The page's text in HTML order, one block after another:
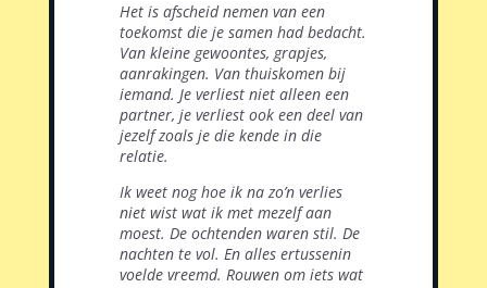
Het is afscheid nemen van een
toekomst die je samen had bedacht.
Van kleine gewoontes, grapjes,
aanrakingen. Van thuiskomen bij
iemand. Je verliest niet alleen een
partner, je verliest ook een deel van
jezelf zoals je die kende in die
relatie.
Ik weet nog hoe ik na zo’n verlies
niet wist wat ik met mezelf aan
moest. De ochtenden waren stil. De
nachten te vol. En alles ertussenin
voelde vreemd. Rouwen om iets wat